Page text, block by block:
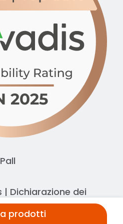
prodotti
questa
superiore per
intensivo a
struttura di
al vostro sistema
la
corretta.
| Dichiarazione dei
sulla privacy